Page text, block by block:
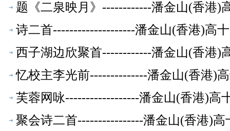
题《二泉映月》------------潘金山(香港)
诗二首--------------------潘金山(香港)高
西子湖边欣聚首------------潘金山(香港)
忆校主李光前--------------潘金山(香港)
芙蓉网咏------------------潘金山(香港)高
聚会诗二首----------------潘金山(香港)